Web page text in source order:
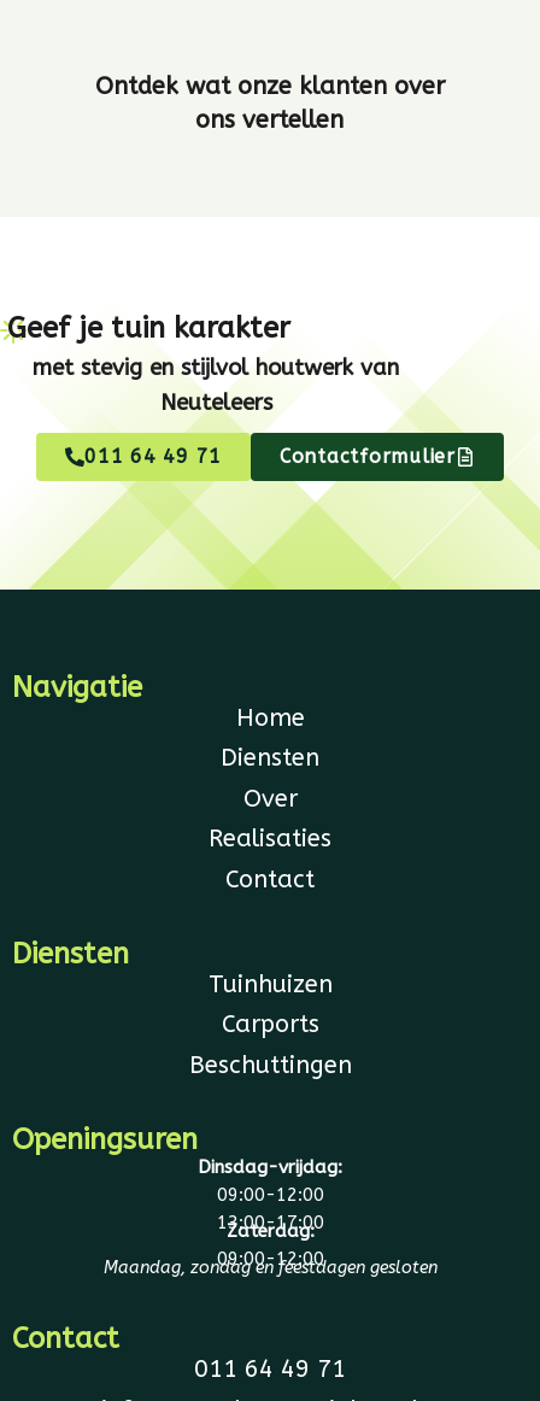
Ontdek wat onze klanten over
ons vertellen
Geef je tuin karakter
met stevig en stijlvol houtwerk van
Neuteleers
011 64 49 71 Contactformulier
Navigatie
Home
Diensten
Over
Realisaties
Contact
Diensten
Tuinhuizen
Carports
Beschuttingen
Openingsuren
Dinsdag-vrijdag:
09:00-12:00
13:00-17:00
Zaterdag:
09:00-12:00
Maandag, zondag en feestdagen gesloten
Contact
011 64 49 71